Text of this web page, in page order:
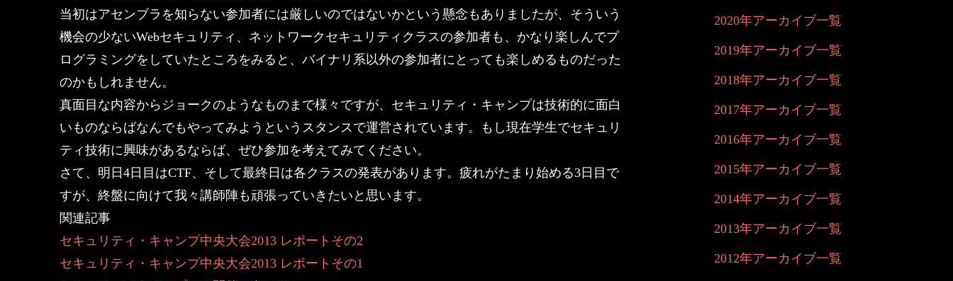
当初はアセンブラを知らない参加者には厳しいのではないかという懸念もありましたが、そういう
機会の少ないWebセキュリティ、ネットワークセキュリティクラスの参加者も、かなり楽しんでプ
ログラミングをしていたところをみると、バイナリ系以外の参加者にとっても楽しめるものだった
のかもしれません。
真面目な内容からジョークのようなものまで様々ですが、セキュリティ・キャンプは技術的に面白
いものならばなんでもやってみようというスタンスで運営されています。もし現在学生でセキュリ
ティ技術に興味があるならば、ぜひ参加を考えてみてください。
さて、明日4日目はCTF、そして最終日は各クラスの発表があります。疲れがたまり始める3日目で
すが、終盤に向けて我々講師陣も頑張っていきたいと思います。
関連記事
セキュリティ・キャンプ中央大会2013 レポートその2
セキュリティ・キャンプ中央大会2013 レポートその1
2020年アーカイブ一覧
2019年アーカイブ一覧
2018年アーカイブ一覧
2017年アーカイブ一覧
2016年アーカイブ一覧
2015年アーカイブ一覧
2014年アーカイブ一覧
2013年アーカイブ一覧
2012年アーカイブ一覧